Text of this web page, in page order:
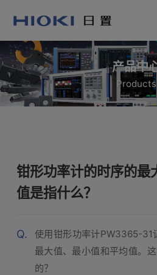
产品中
Products
钳形功率计的时序的最
值是指什么？
Q.
使用钳形功率计PW3365-31
最大值、最小值和平均值。
的？